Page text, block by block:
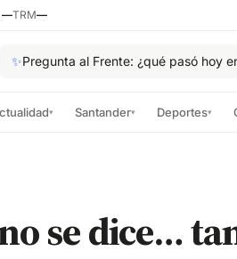
—TRM—
✨Pregunta al Frente: ¿qué pasó hoy
▾ Santander▾ Deportes▾
se dice…